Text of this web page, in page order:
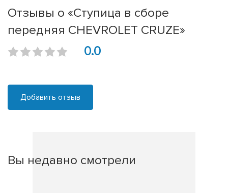
Отзывы о «Ступица в сборе
передняя CHEVROLET CRUZE»
0.0
Добавить отзыв
Вы недавно смотрели